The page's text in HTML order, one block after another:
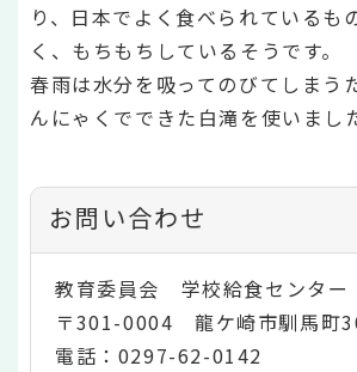
り、日本でよく食べられているも
く、もちもちしているそうです。
春雨は水分を吸ってのびてしまう
んにゃくでできた白滝を使いまし
お問い合わせ
教育委員会 学校給食センター
〒301-0004 龍ケ崎市馴馬町
電話：0297-62-0142